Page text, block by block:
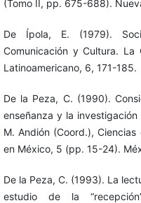
(Tomo II, pp. 675-688).
De Ípola, E. (1979).
Comunicación y Cultura. La
Latinoamericano, 6, 171-185.
De la Peza, C. (1990).
enseñanza y la
M. Andión (Coord.),
en México, 5 (pp. 15-24).
De la Peza, C. (1993). La
estudio de la